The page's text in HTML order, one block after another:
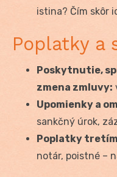
istina? Čím skôr
Poplatky a
Poskytnutie,
zmena zmluvy:
Upomienky a
sankčný úrok,
Poplatky
notár, poistné –